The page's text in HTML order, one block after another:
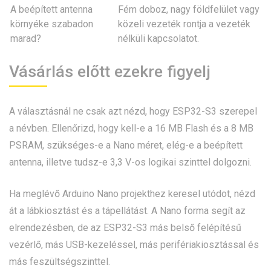
A beépített antenna
környéke szabadon
marad?
Fém doboz, nagy földfelület vagy
közeli vezeték rontja a vezeték
nélküli kapcsolatot.
Vásárlás előtt ezekre figyelj
A választásnál ne csak azt nézd, hogy ESP32-S3 szerepel
a névben. Ellenőrizd, hogy kell-e a 16 MB Flash és a 8 MB
PSRAM, szükséges-e a Nano méret, elég-e a beépített
antenna, illetve tudsz-e 3,3 V-os logikai szinttel dolgozni.
Ha meglévő Arduino Nano projekthez keresel utódot, nézd
át a lábkiosztást és a tápellátást. A Nano forma segít az
elrendezésben, de az ESP32-S3 más belső felépítésű
vezérlő, más USB-kezeléssel, más perifériakiosztással és
más feszültségszinttel.